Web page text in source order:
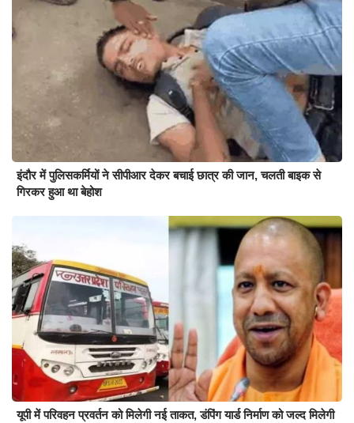
इंदौर में पुलिसकर्मियों ने सीपीआर देकर बचाई छात्र की जान, चलती बाइक से
गिरकर हुआ था बेहोश
यूपी में परिवहन प्रवर्तन को मिलेगी नई ताकत, डंपिंग यार्ड निर्माण को जल्द मिलेगी